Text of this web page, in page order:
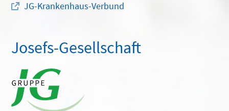
JG-Krankenhaus-Verbund
Josefs-Gesellschaft